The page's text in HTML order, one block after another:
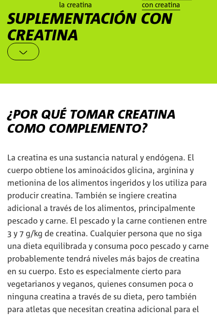
la creatina
con creatina
SUPLEMENTACIÓN CON
CREATINA
¿POR QUÉ TOMAR CREATINA
COMO COMPLEMENTO?
La creatina es una sustancia natural y endógena. El
cuerpo obtiene los aminoácidos glicina, arginina y
metionina de los alimentos ingeridos y los utiliza para
producir creatina. También se ingiere creatina
adicional a través de los alimentos, principalmente
pescado y carne. El pescado y la carne contienen entre
3 y 7 g/kg de creatina. Cualquier persona que no siga
una dieta equilibrada y consuma poco pescado y carne
probablemente tendrá niveles más bajos de creatina
en su cuerpo. Esto es especialmente cierto para
vegetarianos y veganos, quienes consumen poca o
ninguna creatina a través de su dieta, pero también
para atletas que necesitan creatina adicional para el